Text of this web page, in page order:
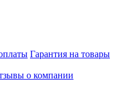
Гарантия на товары
о компании